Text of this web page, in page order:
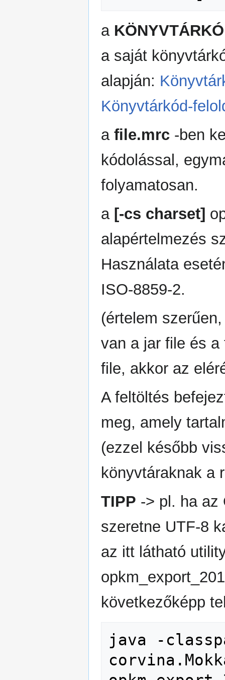
a
a saját
alapján:
Könyvtárkód-
a file.mrc -ben
kódolással,
folyamatosan.
a [-cs charset]
alapértelmezés
Használata
ISO-8859-2.
(értelem
van a jar file és
file, akkor az
A feltöltés
meg, amely
(ezzel később
könyvtáraknak a
TIPP -> pl. ha az
szeretne UTF-8
az itt látható
következőképp
java -